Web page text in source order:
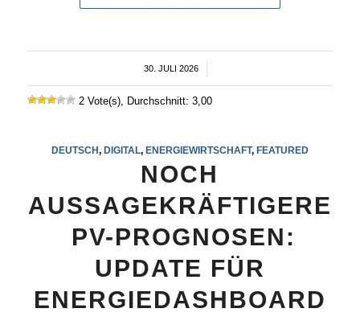
30. JULI 2026
2 Vote(s), Durchschnitt: 3,00
DEUTSCH, DIGITAL, ENERGIEWIRTSCHAFT, FEATURED
NOCH
AUSSAGEKRÄFTIGERE
PV-PROGNOSEN:
UPDATE FÜR
ENERGIEDASHBOARD